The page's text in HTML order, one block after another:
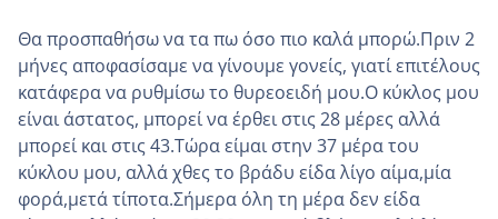
Θα προσπαθήσω να τα πω όσο πιο καλά μπορώ.Πριν 2
μήνες αποφασίσαμε να γίνουμε γονείς, γιατί επιτέλους
κατάφερα να ρυθμίσω το θυρεοειδή μου.Ο κύκλος μου
είναι άστατος, μπορεί να έρθει στις 28 μέρες αλλά
μπορεί και στις 43.Τώρα είμαι στην 37 μέρα του
κύκλου μου, αλλά χθες το βράδυ είδα λίγο αίμα,μία
φορά,μετά τίποτα.Σήμερα όλη τη μέρα δεν είδα